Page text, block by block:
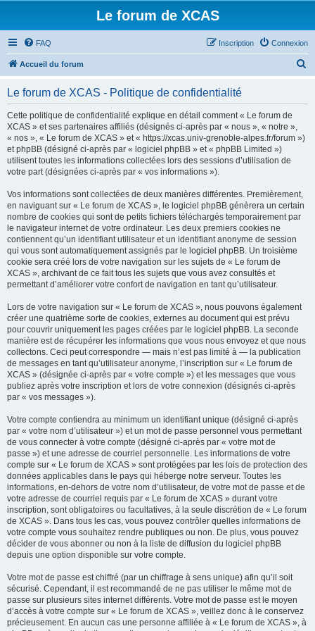
Le forum de XCAS
FAQ Connexion
Inscription
Accueil du forum
Le forum de XCAS - Politique de confidentialité
Cette politique de confidentialité explique en détail comment « Le forum de
XCAS » et ses partenaires affiliés (désignés ci-après par « nous », « notre »,
« nos », « Le forum de XCAS » et « https://xcas.univ-grenoble-alpes.fr/forum »)
et phpBB (désigné ci-après par « logiciel phpBB » et « phpBB Limited »)
utilisent toutes les informations collectées lors des sessions d’utilisation de
votre part (désignées ci-après par « vos informations »).
Vos informations sont collectées de deux manières différentes. Premièrement,
en naviguant sur « Le forum de XCAS », le logiciel phpBB génèrera un certain
nombre de cookies qui sont de petits fichiers téléchargés temporairement par
le navigateur internet de votre ordinateur. Les deux premiers cookies ne
contiennent qu’un identifiant utilisateur et un identifiant anonyme de session
qui vous sont automatiquement assignés par le logiciel phpBB. Un troisième
cookie sera créé lors de votre navigation sur les sujets de « Le forum de
XCAS », archivant de ce fait tous les sujets que vous avez consultés et
permettant d’améliorer votre confort de navigation en tant qu’utilisateur.
Lors de votre navigation sur « Le forum de XCAS », nous pouvons également
créer une quatrième sorte de cookies, externes au document qui est prévu
pour couvrir uniquement les pages créées par le logiciel phpBB. La seconde
manière est de récupérer les informations que vous nous envoyez et que nous
collectons. Ceci peut correspondre — mais n’est pas limité à — la publication
de messages en tant qu’utilisateur anonyme, l’inscription sur « Le forum de
XCAS » (désignée ci-après par « votre compte ») et les messages que vous
publiez après votre inscription et lors de votre connexion (désignés ci-après
par « vos messages »).
Votre compte contiendra au minimum un identifiant unique (désigné ci-après
par « votre nom d’utilisateur ») et un mot de passe personnel vous permettant
de vous connecter à votre compte (désigné ci-après par « votre mot de
passe ») et une adresse de courriel personnelle. Les informations de votre
compte sur « Le forum de XCAS » sont protégées par les lois de protection des
données applicables dans le pays qui héberge notre serveur. Toutes les
informations, en-dehors de votre nom d’utilisateur, de votre mot de passe et de
votre adresse de courriel requis par « Le forum de XCAS » durant votre
inscription, sont obligatoires ou facultatives, à la seule discrétion de « Le forum
de XCAS ». Dans tous les cas, vous pouvez contrôler quelles informations de
votre compte vous souhaitez rendre publiques ou non. De plus, vous pouvez
décider de vous abonner ou non à la liste de diffusion du logiciel phpBB
depuis une option disponible sur votre compte.
Votre mot de passe est chiffré (par un chiffrage à sens unique) afin qu’il soit
sécurisé. Cependant, il est recommandé de ne pas utiliser le même mot de
passe sur plusieurs sites internet différents. Votre mot de passe est le moyen
d’accès à votre compte sur « Le forum de XCAS », veillez donc à le conservez
précieusement. En aucun cas une personne affiliée à « Le forum de XCAS », à